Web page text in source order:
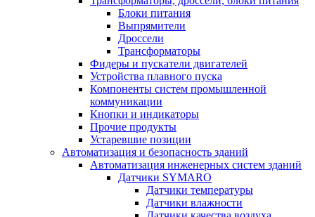
Блоки питания
Выпрямители
Дроссели
Трансформаторы
Фидеры и пускатели двигателей
Устройства плавного пуска
Компоненты систем промышленной
коммуникации
Кнопки и индикаторы
Прочие продукты
Устаревшие позиции
Автоматизация и безопасность зданий
Автоматизация инженерных систем зданий
Датчики SYMARO
Датчики температуры
Датчики влажности